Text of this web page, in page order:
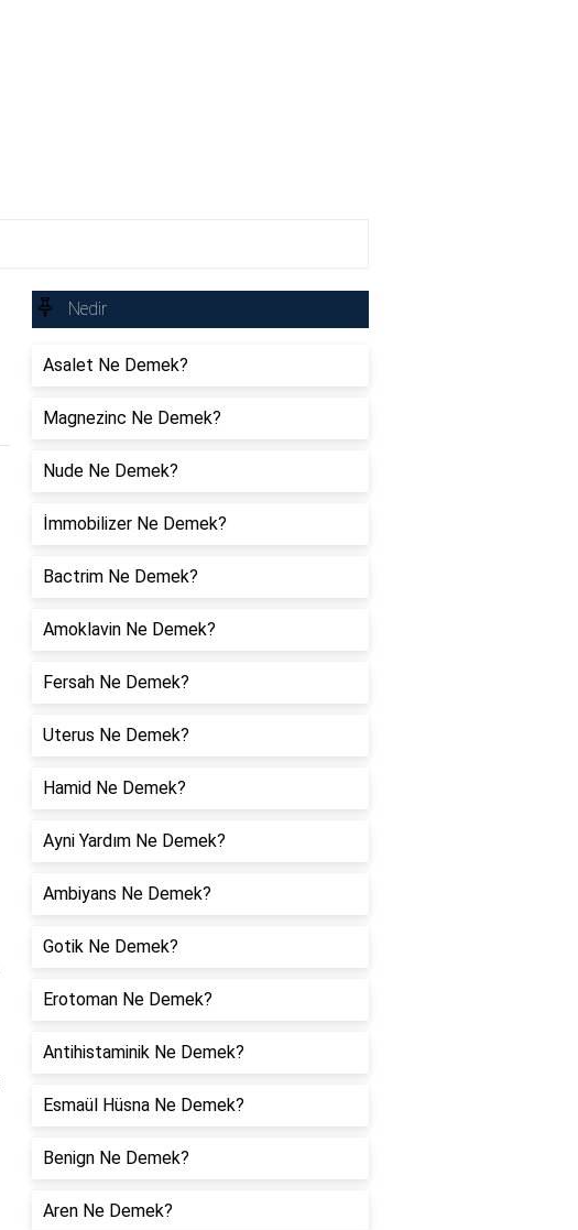
Nedir
Asalet Ne Demek?
Magnezinc Ne Demek?
Nude Ne Demek?
İmmobilizer Ne Demek?
Bactrim Ne Demek?
Amoklavin Ne Demek?
Fersah Ne Demek?
Uterus Ne Demek?
Hamid Ne Demek?
Ayni Yardım Ne Demek?
Ambiyans Ne Demek?
Gotik Ne Demek?
Erotoman Ne Demek?
Antihistaminik Ne Demek?
Esmaül Hüsna Ne Demek?
Benign Ne Demek?
Aren Ne Demek?